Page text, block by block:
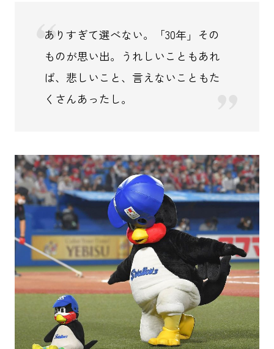
ありすぎて選べない。「30年」その
ものが思い出。うれしいこともあれ
ば、悲しいこと、言えないこともた
くさんあったし。